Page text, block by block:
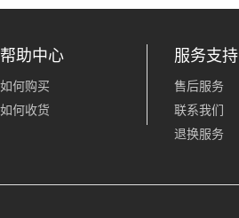
帮助中心
如何购买
如何收货
服务支持
售后服务
联系我们
退换服务